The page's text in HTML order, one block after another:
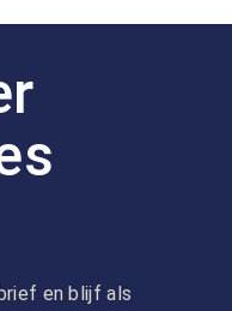
en blijf als